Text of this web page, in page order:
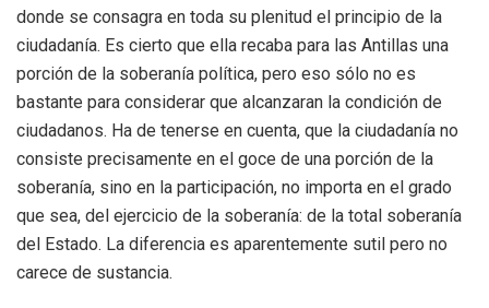
donde se consagra en toda su plenitud el principio de la
ciudadanía. Es cierto que ella recaba para las Antillas una
porción de la soberanía política, pero eso sólo no es
bastante para considerar que alcanzaran la condición de
ciudadanos. Ha de tenerse en cuenta, que la ciudadanía no
consiste precisamente en el goce de una porción de la
soberanía, sino en la participación, no importa en el grado
que sea, del ejercicio de la soberanía: de la total soberanía
del Estado. La diferencia es aparentemente sutil pero no
carece de sustancia.